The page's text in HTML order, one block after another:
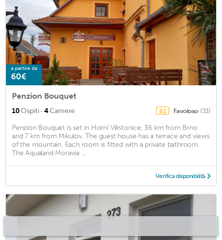
a partire da
60€
Penzion Bouquet
10Ospiti · 4Camere 8,1 Favoloso (33)
Penzion Bouquet is set in Horní Věstonice, 36 km from Brno
and 7 km from Mikulov. The guest house has a terrace and views
of the mountain. Each room is fitted with a private bathroom.
The Aqualand Moravia ...
Verifica disponibilità